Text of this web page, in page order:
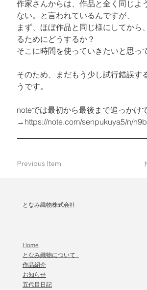
作家さんからは、作品と全く同じよ
ない。と言われているんですが、
まず、ほぼ作品と同じ様にしてから
るためにどうするか？
そこに時間を使っていきたいと思っ
そのため、まだもう少し試行錯誤す
うです。
noteでは最初から最後まで追っかけ
→ https://note.com/senpukuya5/n/
Previous Item
となみ織物株式会社
Home
となみ織物について
作品紹介
​お知らせ
五代目日記